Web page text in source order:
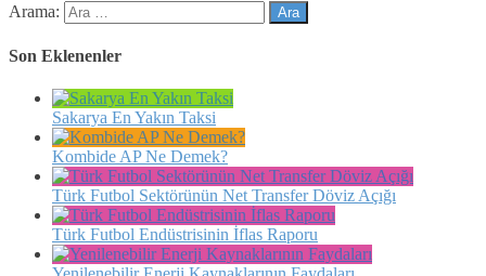
Arama:
Son Eklenenler
Sakarya En Yakın Taksi
Kombide AP Ne Demek?
Türk Futbol Sektörünün Net Transfer Döviz Açığı
Türk Futbol Endüstrisinin İflas Raporu